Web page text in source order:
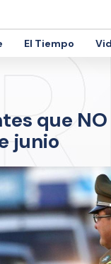
El Tiempo
que
junio